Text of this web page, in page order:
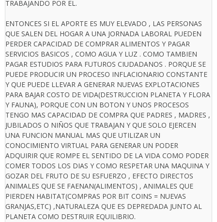
TRABAJANDO POR EL.
ENTONCES SI EL APORTE ES MUY ELEVADO , LAS PERSONAS
QUE SALEN DEL HOGAR A UNA JORNADA LABORAL PUEDEN
PERDER CAPACIDAD DE COMPRAR ALIMENTOS Y PAGAR
SERVICIOS BASICOS , COMO AGUA Y LUZ . COMO TAMBIEN
PAGAR ESTUDIOS PARA FUTUROS CIUDADANOS . PORQUE SE
PUEDE PRODUCIR UN PROCESO INFLACIONARIO CONSTANTE
Y QUE PUEDE LLEVAR A GENERAR NUEVAS EXPLOTACIONES
PARA BAJAR COSTO DE VIDA(DESTRUCCION PLANETA Y FLORA
Y FAUNA), PORQUE CON UN BOTON Y UNOS PROCESOS
TENGO MAS CAPACIDAD DE COMPRA QUE PADRES , MADRES ,
JUBILADOS O NIÑOS QUE TRABAJAN Y QUE SOLO EJERCEN
UNA FUNCION MANUAL MAS QUE UTILIZAR UN
CONOCIMIENTO VIRTUAL PARA GENERAR UN PODER
ADQUIRIR QUE ROMPE EL SENTIDO DE LA VIDA COMO PODER
COMER TODOS LOS DIAS Y COMO RESPETAR UNA MAQUINA Y
GOZAR DEL FRUTO DE SU ESFUERZO , EFECTO DIRECTOS
ANIMALES QUE SE FAENAN(ALIMENTOS) , ANIMALES QUE
PIERDEN HABITAT(COMPRAS POR BIT COINS = NUEVAS
GRANJAS,ETC) ,NATURALEZA QUE ES DEPREDADA JUNTO AL
PLANETA COMO DESTRUIR EQUILIBRIO.